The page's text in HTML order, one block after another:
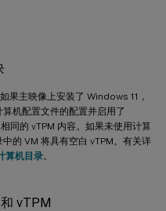
果主映像上安装了 Windows 11，
机配置文件的配置并启用了
同的 vTPM 内容。如果未使用计算
的 VM 将具有空白 vTPM。有关详
算机目录。
vTPM